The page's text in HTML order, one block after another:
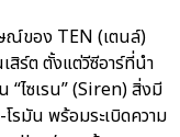
ณ์ของ TEN (เตนล์)
ร์ต ตั้งแต่วีซีอาร์ที่นำ
“ไซเรน” (Siren) สิ่งมี
มัน พร้อมระเบิดความ